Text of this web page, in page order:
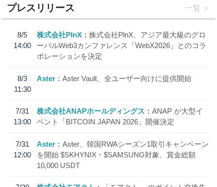
プレスリリース 一覧
8/5
14:00
株式会社PlnX
株式会社PlnX、アジア最大級のグロ
ーバルWeb3カンファレンス「WebX2026」とのコラ
ボレーションを決定
8/3
11:30
Aster Aster Vault、全ユーザー向けに提供開始
7/31
13:00
株式会社ANAPホールディングス
ANAP が大型イ
ベント「BITCOIN JAPAN 2026」開催決定
7/31
12:00
Aster
Aster、韓国RWAシーズン1取引キャンペーン
を開始 $SKHYNIX・$SAMSUNG対象、賞金総額
10,000 USDT